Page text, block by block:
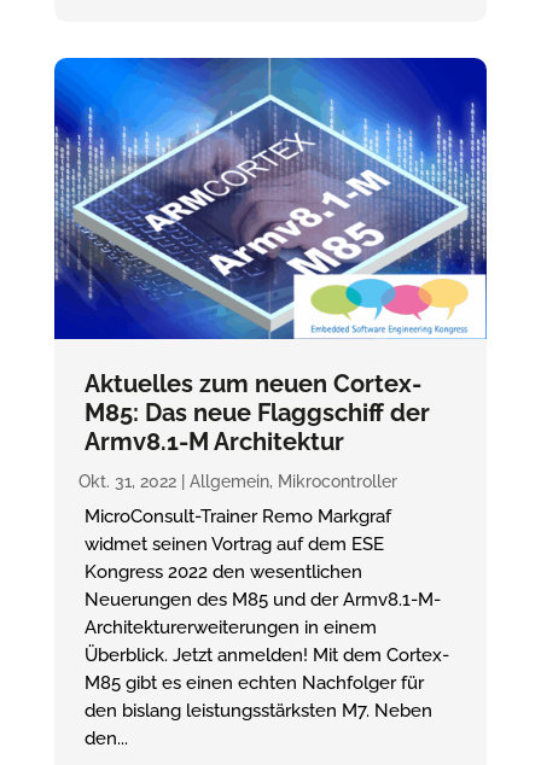
Aktuelles zum neuen Cortex-
M85: Das neue Flaggschiff der
Armv8.1-M Architektur
Okt. 31, 2022| Allgemein, Mikrocontroller
MicroConsult-Trainer Remo Markgraf
widmet seinen Vortrag auf dem ESE
Kongress 2022 den wesentlichen
Neuerungen des M85 und der Armv8.1-M-
Architekturerweiterungen in einem
Überblick. Jetzt anmelden! Mit dem Cortex-
M85 gibt es einen echten Nachfolger für
den bislang leistungsstärksten M7. Neben
den...